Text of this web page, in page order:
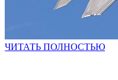
ЧИТАТЬ ПОЛНОСТЬЮ